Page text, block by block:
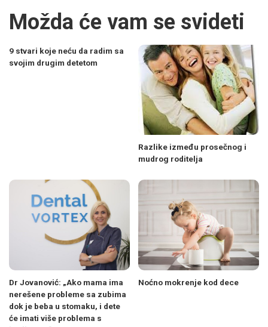
Možda će vam se svideti
9 stvari koje neću da radim sa
svojim drugim detetom
Razlike između prosečnog i
mudrog roditelja
Dr Jovanović: „Ako mama ima
nerešene probleme sa zubima
dok je beba u stomaku, i dete
će imati više problema s
Noćno mokrenje kod dece